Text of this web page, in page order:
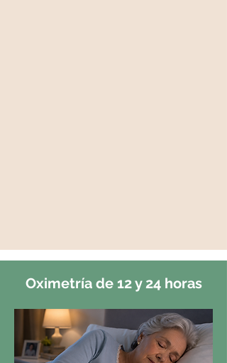
Oximetría de 12 y 24 horas